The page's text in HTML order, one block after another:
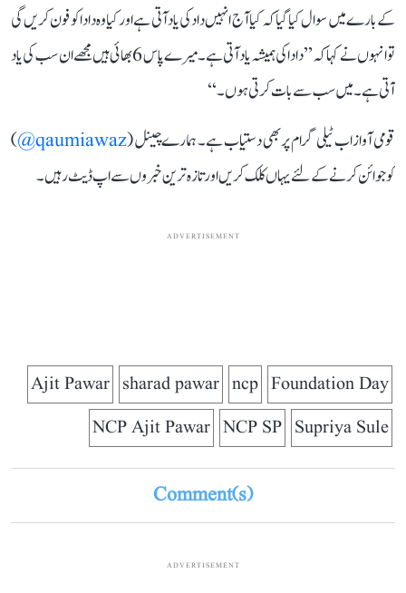
کے بارے میں سوال کیا گیا کہ کیا آج انہیں داد کی یاد آتی ہے اور کیا وہ دادا کو فون کریں گی
تو انہوں نے کہا کہ ’’دادا کی ہمیشہ یاد آتی ہے۔ میرے پاس 6 بھائی ہیں مجھے ان سب کی یاد
آتی ہے۔ میں سب سے بات کرتی ہوں۔‘‘
قومی آواز اب ٹیلی گرام پر بھی دستیاب ہے۔ ہمارے چینل (qaumiawaz@
)
کو جوائن کرنے کے لئے یہاں کلک کریں اور تازہ ترین خبروں سے اپ ڈیٹ رہیں۔
ADVERTISEMENT
Foundation Day
ncp
sharad pawar
Ajit Pawar
Supriya Sule
NCP SP
NCP Ajit Pawar
Comment(s)
ADVERTISEMENT